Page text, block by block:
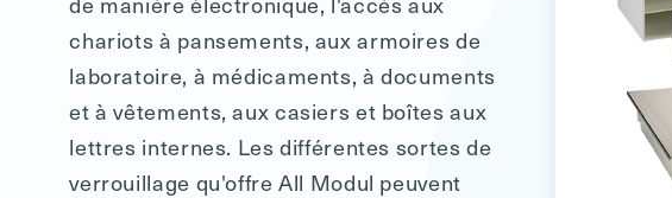
chariots à pansements, aux armoires de
laboratoire, à médicaments, à documents
et à vêtements, aux casiers et boîtes aux
lettres internes. Les différentes sortes de
verrouillage qu'offre All Modul peuvent